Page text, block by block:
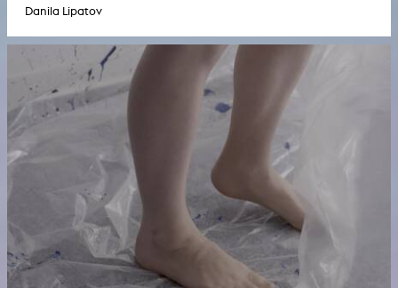
Danila Lipatov